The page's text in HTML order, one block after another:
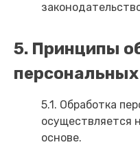
5. Принципы
5.1. Обработка
осуществляется
основе.